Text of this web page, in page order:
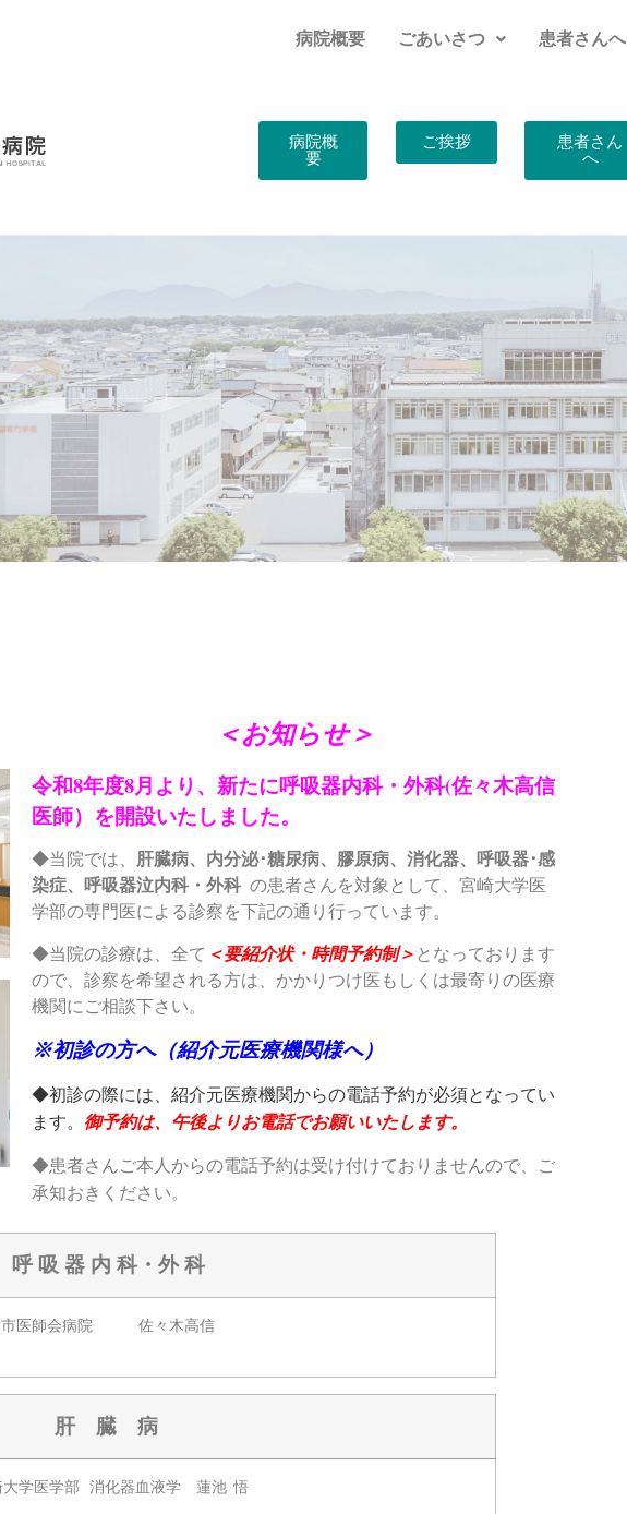
病院概要 ごあいさつ 患者さんへ
病院概
要
ご挨拶
患者さん
へ
＜お知らせ＞
令和8年度8月より、新たに呼吸器内科・外科(佐々木高信
医師）を開設いたしました。
◆当院では、 肝臓病、内分泌･糖尿病、膠原病、消化器、呼吸器･感
染症、呼吸器泣内科・外科 の患者さんを対象として、宮崎大学医
学部の専門医による診察を下記の通り行っています。
◆当院の診療は、全て ＜要紹介状・時間予約制＞ となっております
ので、診察を希望される方は、かかりつけ医もしくは最寄りの医療
機関にご相談下さい。
※初診の方へ（紹介元医療機関様へ）
◆初診の際には、紹介元医療機関からの電話予約が必須となってい
ます。
御予約は、午後よりお電話でお願いいたします。
◆患者さんご本人からの電話予約は受け付けておりませんので、ご
承知おきください。
吸 器 内 科・外 科
市医師会病院 佐々木高信
肝 臓 病
大学医学部 消化器血液学 蓮池 悟